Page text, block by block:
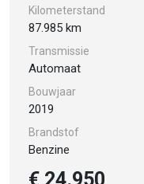
Kilometerstand
87.985 km
Transmissie
Automaat
Bouwjaar
2019
Brandstof
Benzine